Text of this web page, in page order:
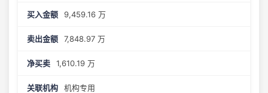
9,459.16 万
7,848.97 万
1,610.19 万
机构专用